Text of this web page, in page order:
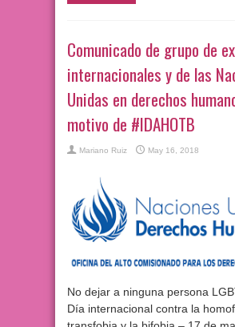
Comunicado de grupo de
internacionales y de las
Unidas en derechos
motivo de #IDAHOTB
Mariano Ruiz May 16, 2018
No dejar a ninguna persona
Día internacional contra la